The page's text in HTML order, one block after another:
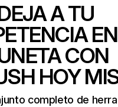
A TU
CON
HOY
completo de